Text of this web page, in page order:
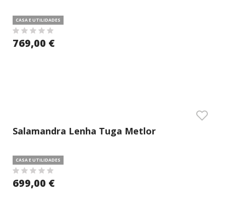
CASA E UTILIDADES
769,00 €
Salamandra Lenha Tuga Metlor
CASA E UTILIDADES
699,00 €